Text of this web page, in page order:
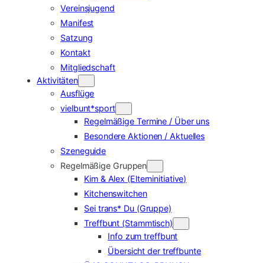
Vereinsjugend
Manifest
Satzung
Kontakt
Mitgliedschaft
Aktivitäten
Ausflüge
vielbunt*sport
Regelmäßige Termine / Über uns
Besondere Aktionen / Aktuelles
Szeneguide
Regelmäßige Gruppen
Kim & Alex (Elterninitiative)
Kitchenswitchen
Sei trans* Du (Gruppe)
Treffbunt (Stammtisch)
Info zum treffbunt
Übersicht der treffbunte